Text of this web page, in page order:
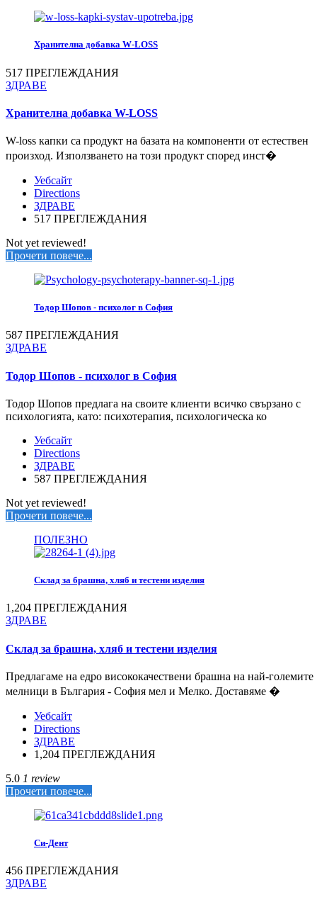
Хранителна добавка W-LOSS
517 ПРЕГЛЕЖДАНИЯ
ЗДРАВЕ
Хранителна добавка W-LOSS
W-loss капки са продукт на базата на компоненти от естествен
произход. Използването на този продукт според инст�
Уебсайт
Directions
ЗДРАВЕ
517 ПРЕГЛЕЖДАНИЯ
Not yet reviewed!
Прочети повече...
Тодор Шопов - психолог в София
587 ПРЕГЛЕЖДАНИЯ
ЗДРАВЕ
Тодор Шопов - психолог в София
Тодор Шопов предлага на своите клиенти всичко свързано с
психологията, като: психотерапия, психологическа ко
Уебсайт
Directions
ЗДРАВЕ
587 ПРЕГЛЕЖДАНИЯ
Not yet reviewed!
Прочети повече...
ПОЛЕЗНО
Склад за брашна, хляб и тестени изделия
1,204 ПРЕГЛЕЖДАНИЯ
ЗДРАВЕ
Склад за брашна, хляб и тестени изделия
Предлагаме на едро висококачествени брашна на най-големите
мелници в България - София мел и Мелко. Доставяме �
Уебсайт
Directions
ЗДРАВЕ
1,204 ПРЕГЛЕЖДАНИЯ
5.0 1 review
Прочети повече...
Си-Дент
456 ПРЕГЛЕЖДАНИЯ
ЗДРАВЕ